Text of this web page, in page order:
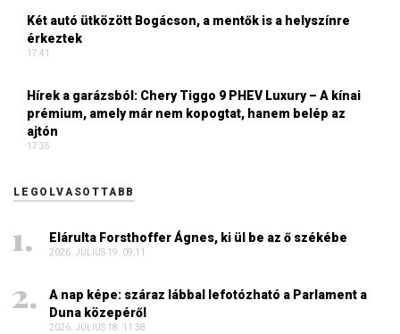
Két autó ütközött Bogácson, a mentők is a helyszínre
érkeztek
17:41
Hírek a garázsból: Chery Tiggo 9 PHEV Luxury – A kínai
prémium, amely már nem kopogtat, hanem belép az
ajtón
17:35
LEGOLVASOTTABB
Elárulta Forsthoffer Ágnes, ki ül be az ő székébe
2026. JÚLIUS 19. 09:11
A nap képe: száraz lábbal lefotózható a Parlament a
Duna közepéről
2026. JÚLIUS 18. 11:38